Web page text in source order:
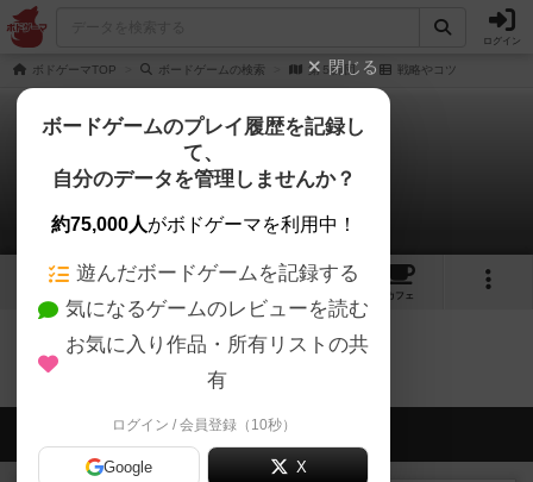
ログイン
ボドゲーマTOP ボードゲームの検索 第５師団 戦略やコツ
第５師団
0件の戦略やコツ
カフェ
第５師団のトップに戻る
会員の新しい投稿
閉じる
ボードゲームのプレイ履歴を記録し
て、
自分のデータを管理しませんか？
約75,000人がボドゲーマを利用中！
遊んだボードゲームを記録する
気になるゲームのレビューを読む
お気に入り作品・所有リストの共
有
ログイン / 会員登録（10秒）
Google X